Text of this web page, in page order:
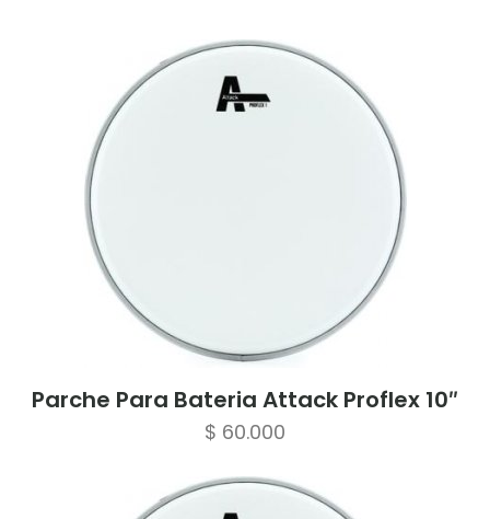
Parche Para Bateria Attack Proflex 10″
$ 60.000